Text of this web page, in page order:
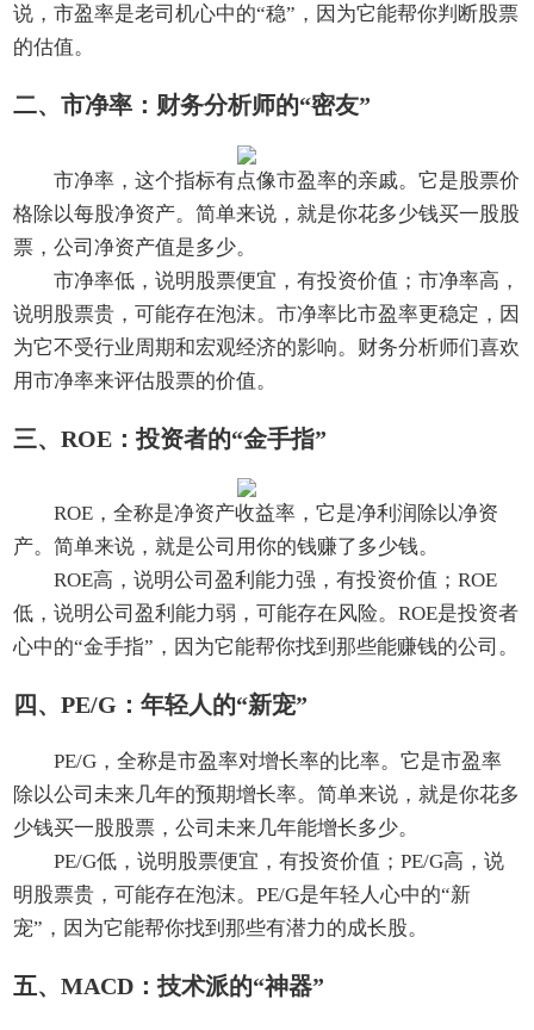
说，市盈率是老司机心中的“稳”，因为它能帮你判断股票
的估值。
二、市净率：财务分析师的“密友”
市净率，这个指标有点像市盈率的亲戚。它是股票价
格除以每股净资产。简单来说，就是你花多少钱买一股股
票，公司净资产值是多少。
市净率低，说明股票便宜，有投资价值；市净率高，
说明股票贵，可能存在泡沫。市净率比市盈率更稳定，因
为它不受行业周期和宏观经济的影响。财务分析师们喜欢
用市净率来评估股票的价值。
三、ROE：投资者的“金手指”
ROE，全称是净资产收益率，它是净利润除以净资
产。简单来说，就是公司用你的钱赚了多少钱。
ROE高，说明公司盈利能力强，有投资价值；ROE
低，说明公司盈利能力弱，可能存在风险。ROE是投资者
心中的“金手指”，因为它能帮你找到那些能赚钱的公司。
四、PE/G：年轻人的“新宠”
PE/G，全称是市盈率对增长率的比率。它是市盈率
除以公司未来几年的预期增长率。简单来说，就是你花多
少钱买一股股票，公司未来几年能增长多少。
PE/G低，说明股票便宜，有投资价值；PE/G高，说
明股票贵，可能存在泡沫。PE/G是年轻人心中的“新
宠”，因为它能帮你找到那些有潜力的成长股。
五、MACD：技术派的“神器”